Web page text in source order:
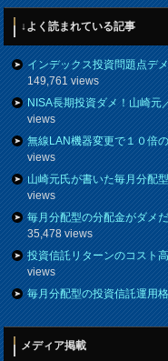
↓よく読まれている記事
インデックス投資問題点デ
149,761 views
NISA長期投資ダメ！山崎元
views
無線LAN機器変更で１０倍
views
山崎元氏が書いた毎月分配
views
毎月分配型の分配金がダメ
35,478 views
投資信託リターンのコスト
views
毎月分配型の投資信託運用
メディア掲載